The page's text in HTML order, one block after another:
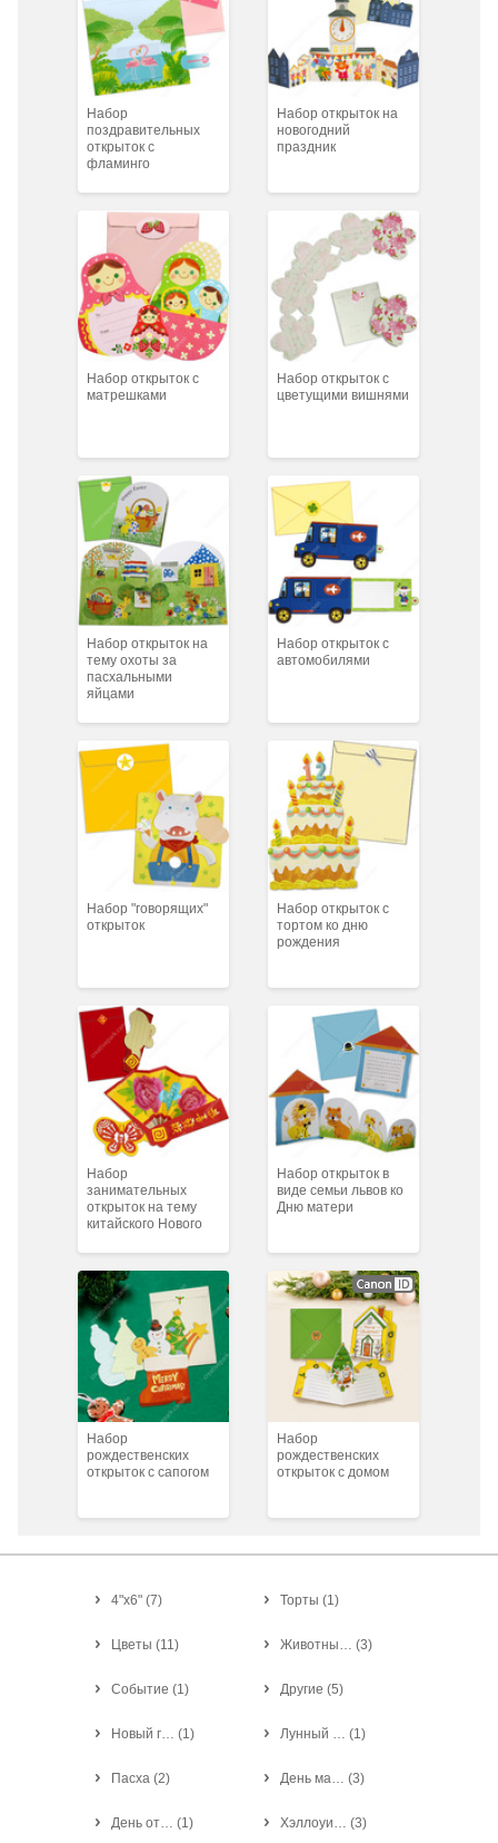
Набор
поздравительных
открыток с
фламинго
Набор открыток на
новогодний
праздник
Набор открыток с
матрешками
Набор открыток с
цветущими вишнями
Набор открыток на
тему охоты за
пасхальными
яйцами
Набор открыток с
автомобилями
Набор "говорящих"
открыток
Набор открыток с
тортом ко дню
рождения
Набор
занимательных
открыток на тему
китайского Нового
Набор открыток в
виде семьи львов ко
Дню матери
Набор
рождественских
открыток с сапогом
Набор
рождественских
открыток с домом
4"x6" (7) Торты (1)
Цветы (11) Животны… (3)
Событие (1) Другие (5)
Новый г… (1) Лунный … (1)
Пасха (2) День ма… (3)
День от… (1) Хэллоуи… (3)